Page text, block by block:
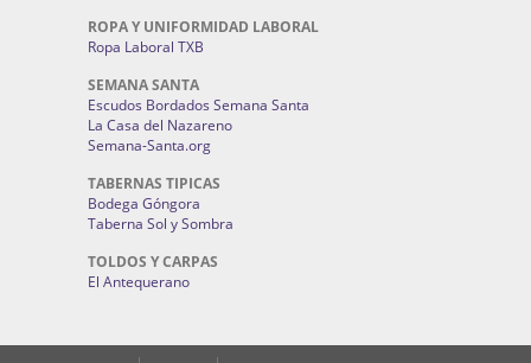
ROPA Y UNIFORMIDAD LABORAL
Ropa Laboral TXB
SEMANA SANTA
Escudos Bordados Semana Santa
La Casa del Nazareno
Semana-Santa.org
TABERNAS TIPICAS
Bodega Góngora
Taberna Sol y Sombra
TOLDOS Y CARPAS
El Antequerano